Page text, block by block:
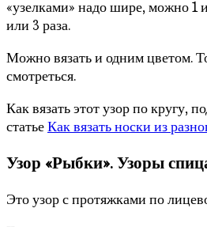
«узелками» надо шире, можно 1
или 3 раза.
Можно вязать и одним цветом.
смотреться.
Как вязать этот узор по кругу,
статьеКак вязать носки из
Узор «Рыбки». Узоры
Это узор с протяжками по